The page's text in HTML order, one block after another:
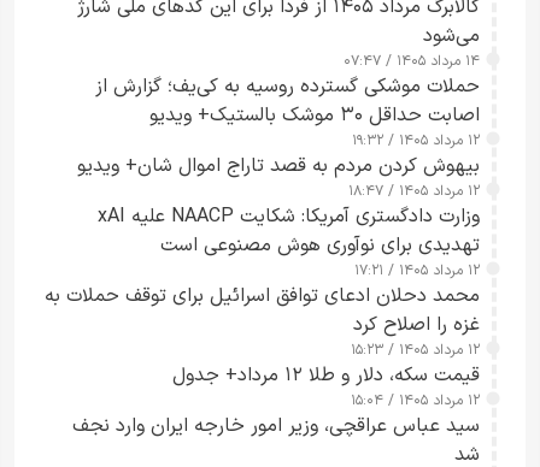
کالابرگ مرداد ۱۴۰۵ از فردا برای این کدهای ملی شارژ
می‌شود
۱۴ مرداد ۱۴۰۵ / ۰۷:۴۷
حملات موشکی گسترده روسیه به کی‌یف؛ گزارش از
اصابت حداقل ۳۰ موشک بالستیک+ ویدیو
۱۲ مرداد ۱۴۰۵ / ۱۹:۳۲
بیهوش کردن مردم به قصد تاراج اموال شان+ ویدیو
۱۲ مرداد ۱۴۰۵ / ۱۸:۴۷
وزارت دادگستری آمریکا: شکایت NAACP علیه xAI
تهدیدی برای نوآوری هوش مصنوعی است
۱۲ مرداد ۱۴۰۵ / ۱۷:۲۱
محمد دحلان ادعای توافق اسرائیل برای توقف حملات به
غزه را اصلاح کرد
۱۲ مرداد ۱۴۰۵ / ۱۵:۲۳
قیمت سکه، دلار و طلا ۱۲ مرداد+ جدول
۱۲ مرداد ۱۴۰۵ / ۱۵:۰۴
سید عباس عراقچی، وزیر امور خارجه ایران وارد نجف
شد